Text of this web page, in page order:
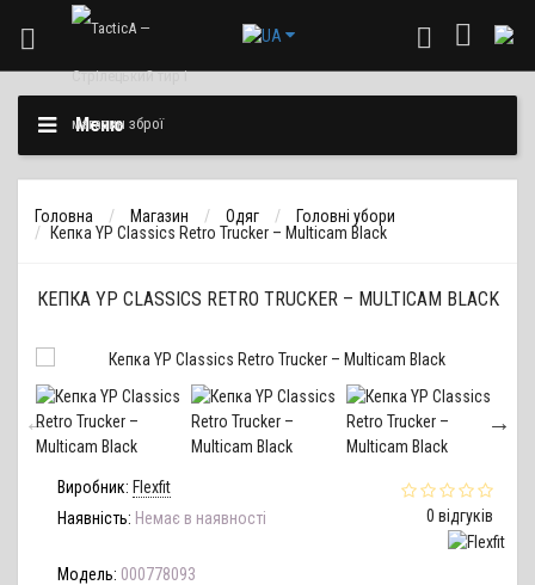
Меню
Головна Магазин Одяг
Головні убори
Кепка YP Classics Retro Trucker – Multicam Black
КЕПКА YP CLASSICS RETRO TRUCKER – MULTICAM BLACK
0 відгуків
Виробник: Flexfit
Наявність: Немає в наявності
Модель: 000778093